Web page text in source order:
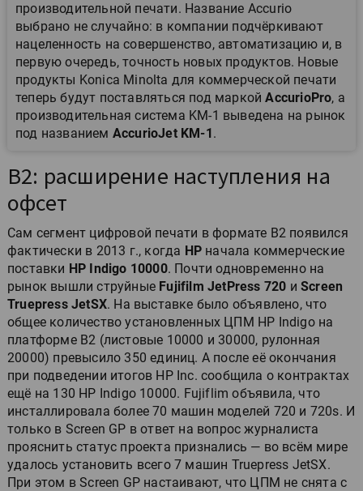
производительной печати. Название Accurio
выбрано не случайно: в компании подчёркивают
нацеленность на совершенство, автоматизацию и, в
первую очередь, точность новых продуктов. Новые
продукты Konica Minolta для коммерческой печати
теперь будут поставляться под маркойAccurioPro, а
производительная система KM-1 выведена на рынок
под названием AccurioJet KM-1.
B2: расширение наступления на
офсет
Сам сегмент цифровой печати в формате B2 появился
фактически в 2013 г., когда HP начала коммерческие
поставки HP Indigo 10000. Почти одновременно на
рынок вышли струйные Fujifilm JetPress 720 и Screen
Truepress JetSX. На выставке было объявлено, что
общее количество установленных ЦПМ HP Indigo на
платформе B2 (листовые 10000 и 30000, рулонная
20000) превысило 350 единиц. А после её окончания
при подведении итогов HP Inc. сообщила о контрактах
ещё на 130 HP Indigo 10000. Fujiflim объявила, что
инсталлировала более 70 машин моделей 720 и 720s. И
только в Screen GP в ответ на вопрос журналиста
прояснить статус проекта признались — во всём мире
удалось установить всего 7 машин Truepress JetSX.
При этом в Screen GP настаивают, что ЦПМ не снята с